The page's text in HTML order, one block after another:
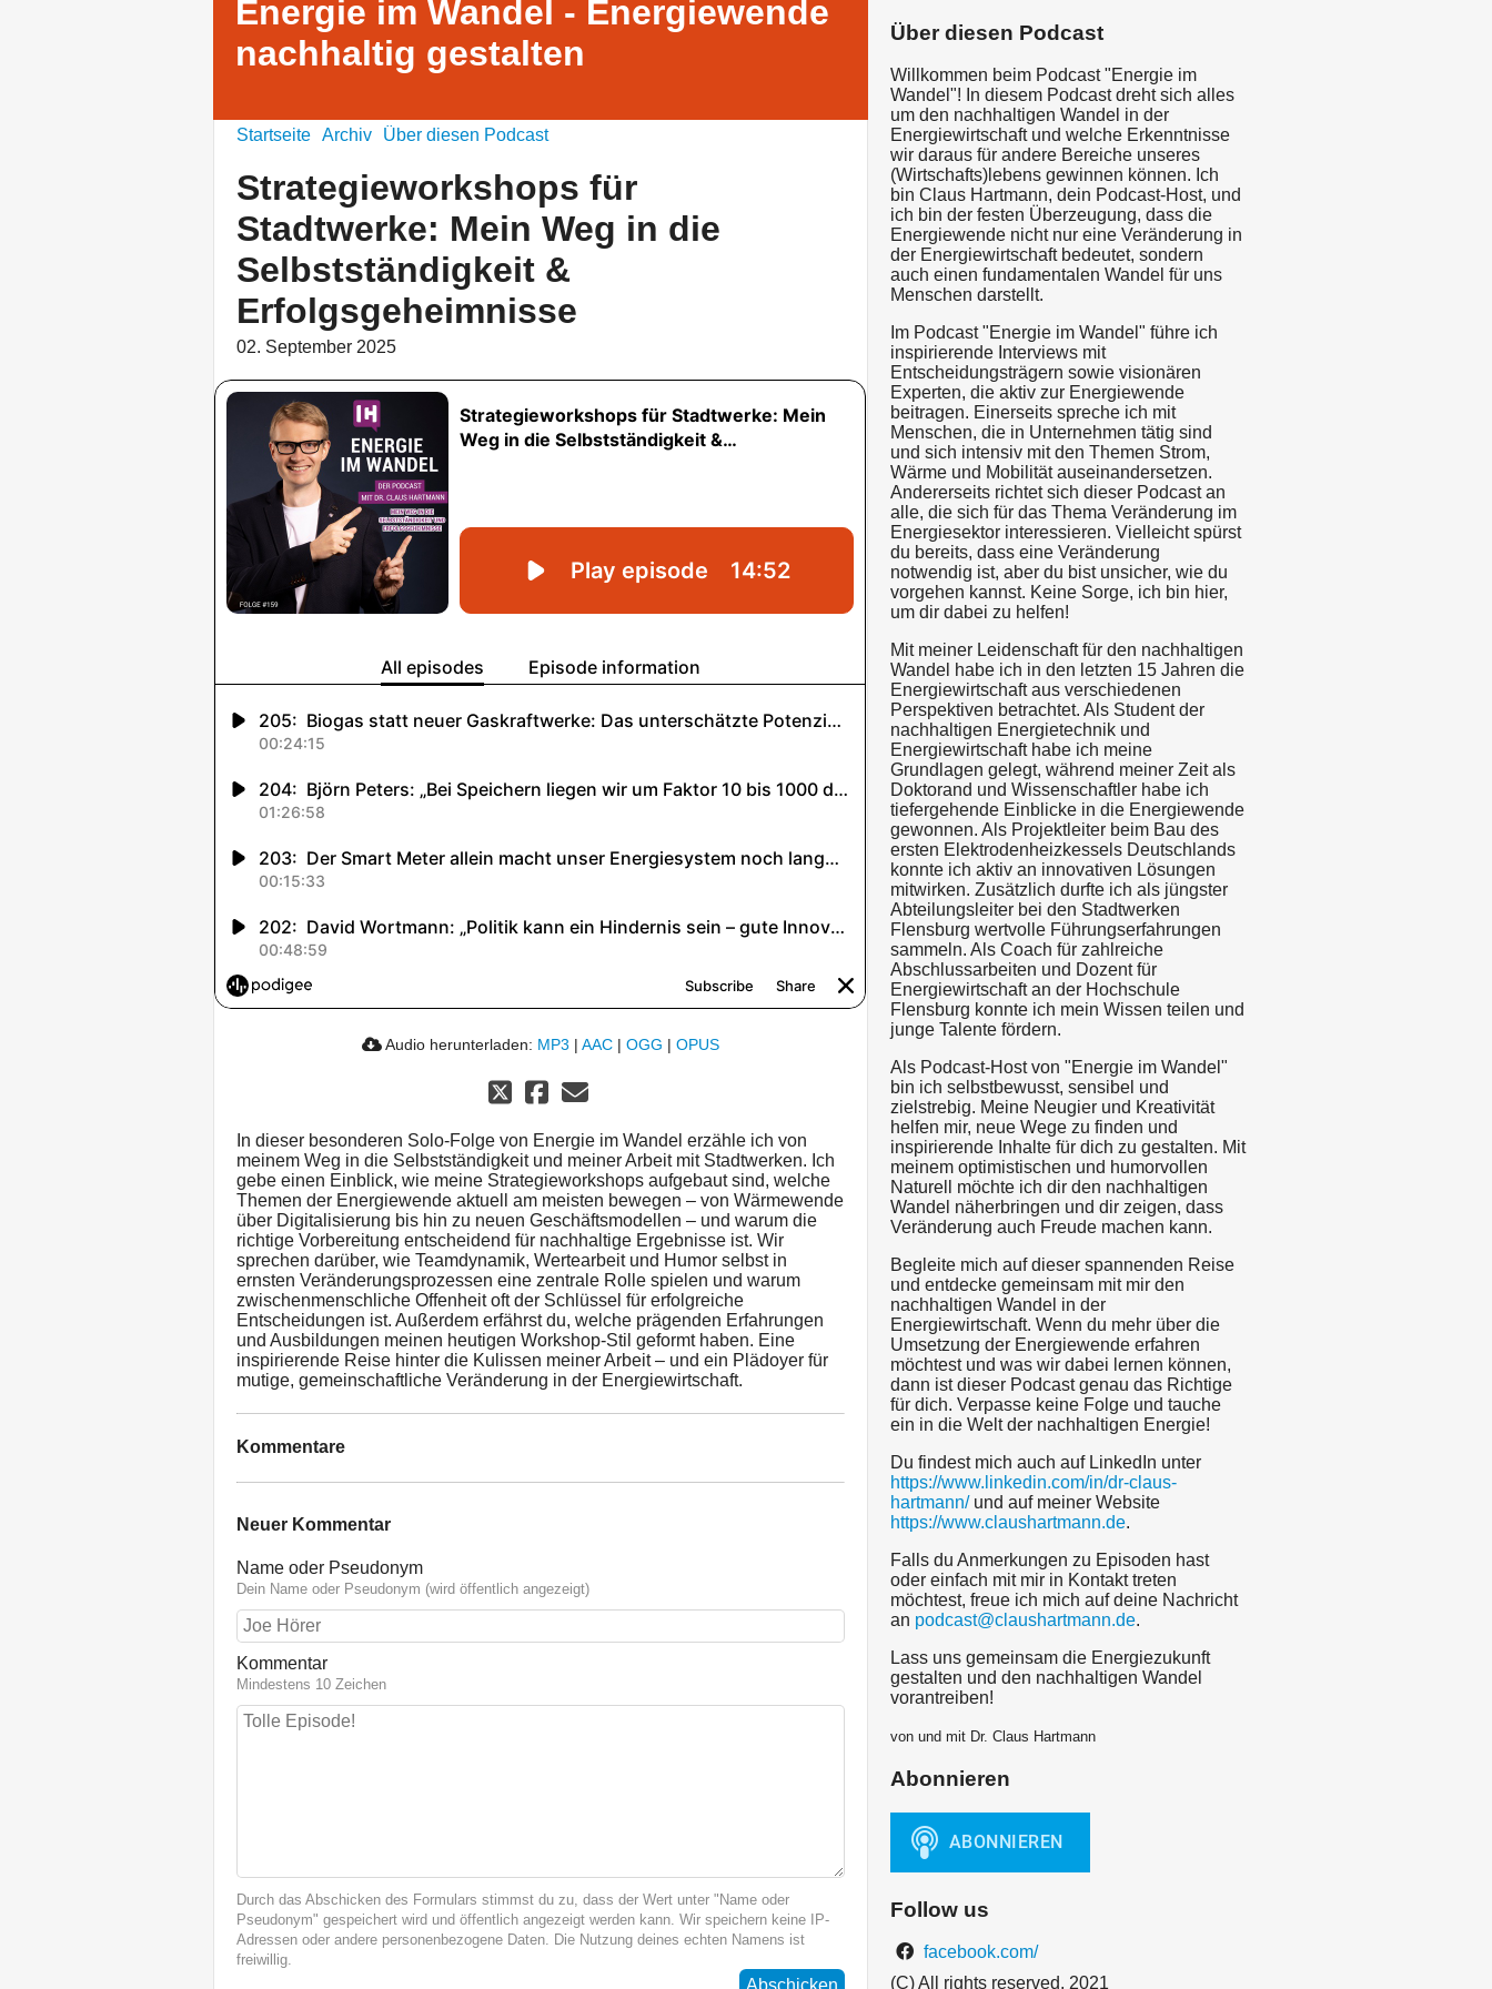
Energie im Wandel - Energiewende
nachhaltig gestalten
Startseite Archiv Über diesen Podcast
Strategieworkshops für
Stadtwerke: Mein Weg in die
Selbstständigkeit &
Erfolgsgeheimnisse
02. September 2025
Audio herunterladen: MP3 | AAC | OGG | OPUS
In dieser besonderen Solo-Folge von Energie im Wandel erzähle ich von
meinem Weg in die Selbstständigkeit und meiner Arbeit mit Stadtwerken. Ich
gebe einen Einblick, wie meine Strategieworkshops aufgebaut sind, welche
Themen der Energiewende aktuell am meisten bewegen – von Wärmewende
über Digitalisierung bis hin zu neuen Geschäftsmodellen – und warum die
richtige Vorbereitung entscheidend für nachhaltige Ergebnisse ist. Wir
sprechen darüber, wie Teamdynamik, Wertearbeit und Humor selbst in
ernsten Veränderungsprozessen eine zentrale Rolle spielen und warum
zwischenmenschliche Offenheit oft der Schlüssel für erfolgreiche
Entscheidungen ist. Außerdem erfährst du, welche prägenden Erfahrungen
und Ausbildungen meinen heutigen Workshop-Stil geformt haben. Eine
inspirierende Reise hinter die Kulissen meiner Arbeit – und ein Plädoyer für
mutige, gemeinschaftliche Veränderung in der Energiewirtschaft.
Kommentare
Neuer Kommentar
Name oder Pseudonym
Dein Name oder Pseudonym (wird öffentlich angezeigt)
Kommentar
Mindestens 10 Zeichen
Durch das Abschicken des Formulars stimmst du zu, dass der Wert unter "Name oder
Pseudonym" gespeichert wird und öffentlich angezeigt werden kann. Wir speichern keine IP-
Adressen oder andere personenbezogene Daten. Die Nutzung deines echten Namens ist
freiwillig.
Über diesen Podcast
Willkommen beim Podcast "Energie im
Wandel"! In diesem Podcast dreht sich alles
um den nachhaltigen Wandel in der
Energiewirtschaft und welche Erkenntnisse
wir daraus für andere Bereiche unseres
(Wirtschafts)lebens gewinnen können. Ich
bin Claus Hartmann, dein Podcast-Host, und
ich bin der festen Überzeugung, dass die
Energiewende nicht nur eine Veränderung in
der Energiewirtschaft bedeutet, sondern
auch einen fundamentalen Wandel für uns
Menschen darstellt.
Im Podcast "Energie im Wandel" führe ich
inspirierende Interviews mit
Entscheidungsträgern sowie visionären
Experten, die aktiv zur Energiewende
beitragen. Einerseits spreche ich mit
Menschen, die in Unternehmen tätig sind
und sich intensiv mit den Themen Strom,
Wärme und Mobilität auseinandersetzen.
Andererseits richtet sich dieser Podcast an
alle, die sich für das Thema Veränderung im
Energiesektor interessieren. Vielleicht spürst
du bereits, dass eine Veränderung
notwendig ist, aber du bist unsicher, wie du
vorgehen kannst. Keine Sorge, ich bin hier,
um dir dabei zu helfen!
Mit meiner Leidenschaft für den nachhaltigen
Wandel habe ich in den letzten 15 Jahren die
Energiewirtschaft aus verschiedenen
Perspektiven betrachtet. Als Student der
nachhaltigen Energietechnik und
Energiewirtschaft habe ich meine
Grundlagen gelegt, während meiner Zeit als
Doktorand und Wissenschaftler habe ich
tiefergehende Einblicke in die Energiewende
gewonnen. Als Projektleiter beim Bau des
ersten Elektrodenheizkessels Deutschlands
konnte ich aktiv an innovativen Lösungen
mitwirken. Zusätzlich durfte ich als jüngster
Abteilungsleiter bei den Stadtwerken
Flensburg wertvolle Führungserfahrungen
sammeln. Als Coach für zahlreiche
Abschlussarbeiten und Dozent für
Energiewirtschaft an der Hochschule
Flensburg konnte ich mein Wissen teilen und
junge Talente fördern.
Als Podcast-Host von "Energie im Wandel"
bin ich selbstbewusst, sensibel und
zielstrebig. Meine Neugier und Kreativität
helfen mir, neue Wege zu finden und
inspirierende Inhalte für dich zu gestalten. Mit
meinem optimistischen und humorvollen
Naturell möchte ich dir den nachhaltigen
Wandel näherbringen und dir zeigen, dass
Veränderung auch Freude machen kann.
Begleite mich auf dieser spannenden Reise
und entdecke gemeinsam mit mir den
nachhaltigen Wandel in der
Energiewirtschaft. Wenn du mehr über die
Umsetzung der Energiewende erfahren
möchtest und was wir dabei lernen können,
dann ist dieser Podcast genau das Richtige
für dich. Verpasse keine Folge und tauche
ein in die Welt der nachhaltigen Energie!
Du findest mich auch auf LinkedIn unter
https://www.linkedin.com/in/dr-claus-
hartmann/und auf meiner Website
https://www.claushartmann.de.
Falls du Anmerkungen zu Episoden hast
oder einfach mit mir in Kontakt treten
möchtest, freue ich mich auf deine Nachricht
an podcast@claushartmann.de.
Lass uns gemeinsam die Energiezukunft
gestalten und den nachhaltigen Wandel
vorantreiben!
von und mit Dr. Claus Hartmann
Abonnieren
Follow us
facebook.com/
(C) All rights reserved, 2021